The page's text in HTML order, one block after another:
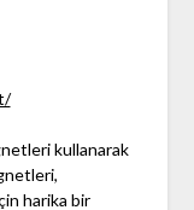
kullanarak
harika bir